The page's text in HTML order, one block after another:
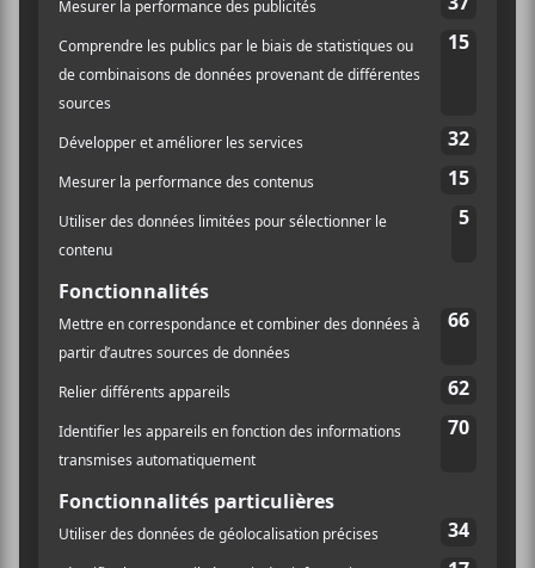
01Andalucia
02
Alabaster
Greenwine
05
06Oh Holy Night
08Night’s Falling
09Glad
10Christmas Is Coming
11White Christmas
12Skating